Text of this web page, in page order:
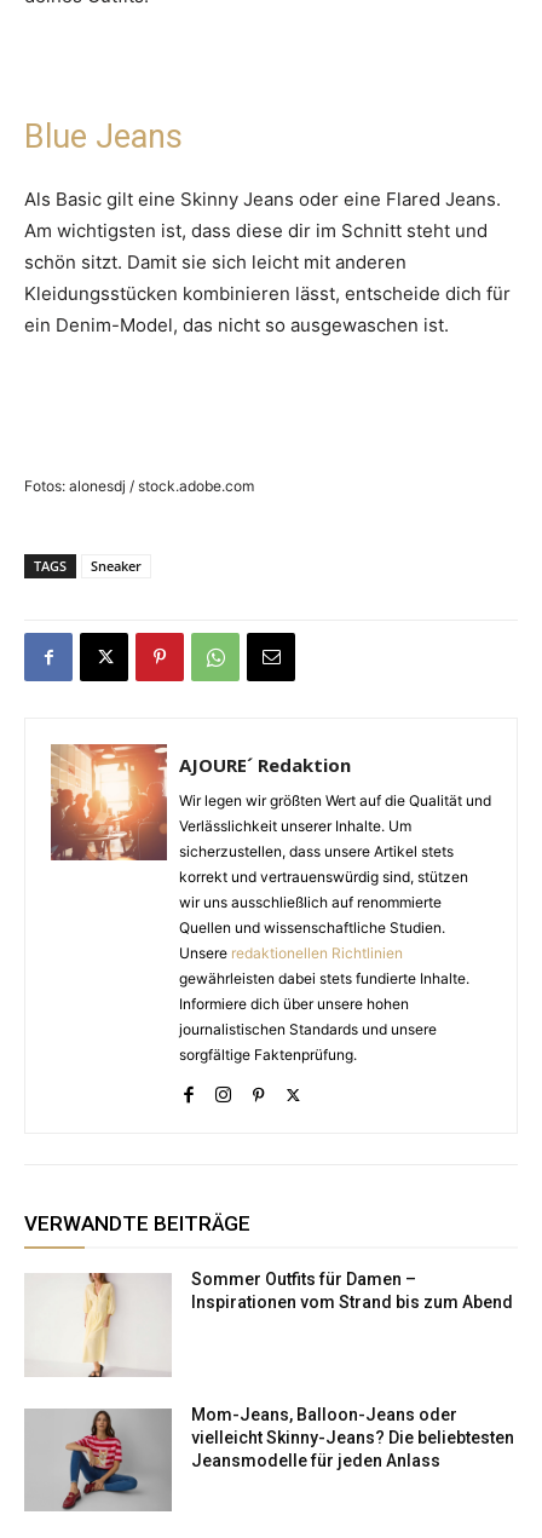
Blue Jeans
Als Basic gilt eine Skinny Jeans oder eine Flared Jeans.
Am wichtigsten ist, dass diese dir im Schnitt steht und
schön sitzt. Damit sie sich leicht mit anderen
Kleidungsstücken kombinieren lässt, entscheide dich für
ein Denim-Model, das nicht so ausgewaschen ist.
Fotos: alonesdj / stock.adobe.com
TAGS Sneaker
AJOURE´ Redaktion
Wir legen wir größten Wert auf die Qualität und
Verlässlichkeit unserer Inhalte. Um
sicherzustellen, dass unsere Artikel stets
korrekt und vertrauenswürdig sind, stützen
wir uns ausschließlich auf renommierte
Quellen und wissenschaftliche Studien.
Unsere redaktionellen Richtlinien
gewährleisten dabei stets fundierte Inhalte.
Informiere dich über unsere hohen
journalistischen Standards und unsere
sorgfältige Faktenprüfung.
VERWANDTE BEITRÄGE
Sommer Outfits für Damen –
Inspirationen vom Strand bis zum Abend
Mom-Jeans, Balloon-Jeans oder
vielleicht Skinny-Jeans? Die beliebtesten
Jeansmodelle für jeden Anlass